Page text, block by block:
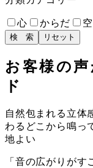
心 からだ
検 索 リセット
お客様の
ド
自然包まれる 立体
わる どこから鳴っ
地よい
「音の広がりがす